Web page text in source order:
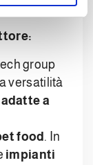
group
versatilità
adatte a
food . In
impianti